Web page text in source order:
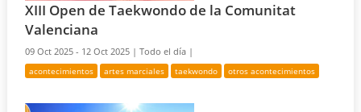
XIII Open de Taekwondo de la Comunitat
Valenciana
09 Oct 2025 - 12 Oct 2025 |Todo el día |
acontecimientos artes marciales taekwondo otros acontecimientos